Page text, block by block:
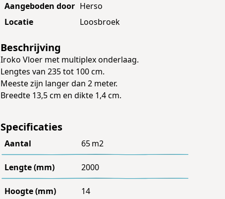
Aangeboden door Herso
Locatie
Loosbroek
Beschrijving
Iroko Vloer met multiplex onderlaag.
Lengtes van 235 tot 100 cm.
Meeste zijn langer dan 2 meter.
Breedte 13,5 cm en dikte 1,4 cm.
Specificaties
Aantal 65m2
Lengte (mm) 2000
Hoogte (mm) 14